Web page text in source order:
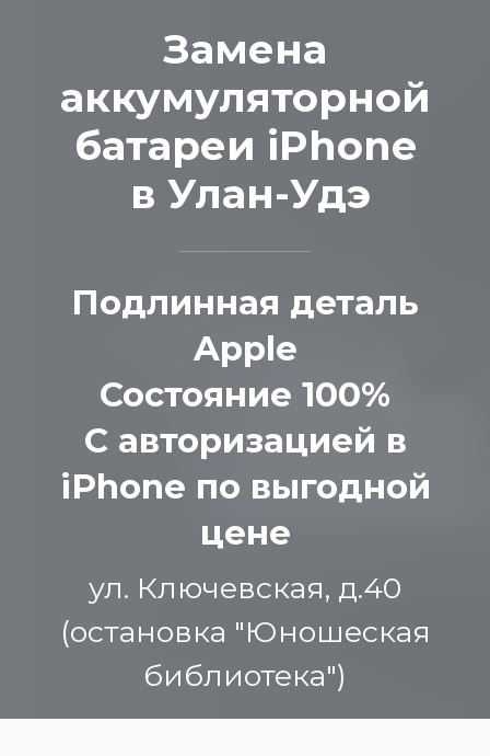
Замена
аккумуляторной
батареи iPhone
в Улан-Удэ
Подлинная деталь
Apple
Состояние 100%
С авторизацией в
iPhone по выгодной
цене
ул. Ключевская, д.40
(остановка "Юношеская
библиотека")